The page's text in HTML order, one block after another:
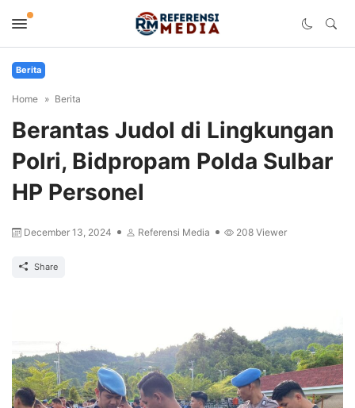
Berita
Home Berita
Berantas Judol di Lingkungan
Polri, Bidpropam Polda Sulbar
HP Personel
December 13, 2024 Referensi Media 208 Viewer
Share